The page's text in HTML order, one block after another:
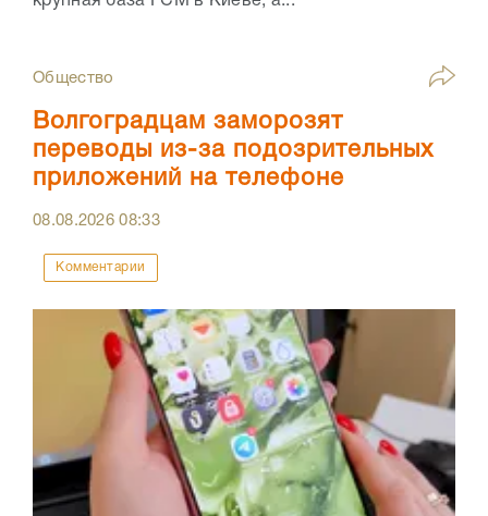
Общество
Волгоградцам заморозят
переводы из-за подозрительных
приложений на телефоне
08.08.202608:33
Комментарии